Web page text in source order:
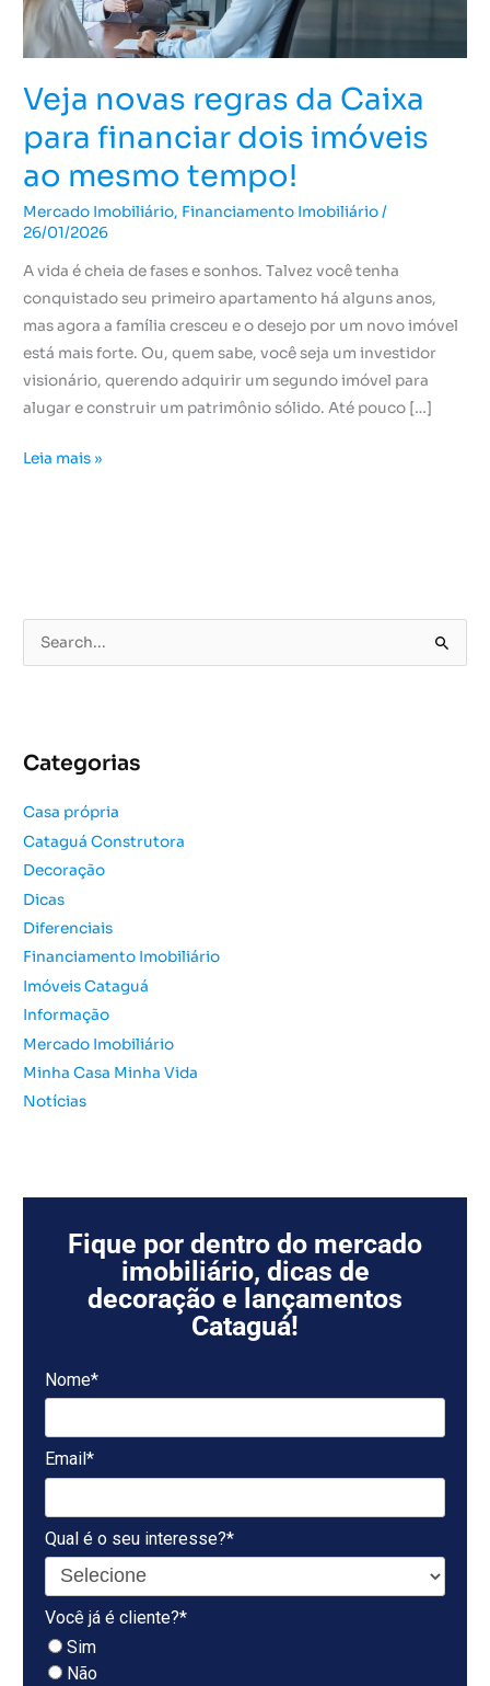
Veja novas regras da Caixa
para financiar dois imóveis
ao mesmo tempo!
Mercado Imobiliário, Financiamento Imobiliário/
26/01/2026
A vida é cheia de fases e sonhos. Talvez você tenha
conquistado seu primeiro apartamento há alguns anos,
mas agora a família cresceu e o desejo por um novo imóvel
está mais forte. Ou, quem sabe, você seja um investidor
visionário, querendo adquirir um segundo imóvel para
alugar e construir um patrimônio sólido. Até pouco […]
para
financiar
imóveis
ao
mesmo
tempo!
Leia mais »
e
i
a
r
p
o
r
:
Categorias
Casa própria
Cataguá Construtora
Decoração
Dicas
Diferenciais
Financiamento Imobiliário
Imóveis Cataguá
Informação
Mercado Imobiliário
Minha Casa Minha Vida
Notícias
Fique por dentro do mercado
imobiliário, dicas de
decoração e lançamentos
Cataguá!
Nome*
Email*
Qual é o seu interesse?*
Você já é cliente?*
Sim
Não